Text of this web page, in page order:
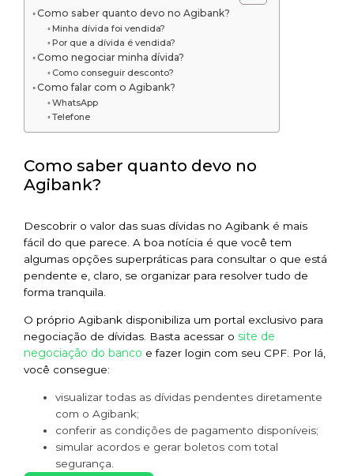
Como saber quanto devo no Agibank?
Minha dívida foi vendida?
Por que a dívida é vendida?
Como negociar minha dívida?
Como conseguir desconto?
Como falar com o Agibank?
WhatsApp
Telefone
Como saber quanto devo no
Agibank?
Descobrir o valor das suas dívidas no Agibank é mais
fácil do que parece. A boa notícia é que você tem
algumas opções superpráticas para consultar o que está
pendente e, claro, se organizar para resolver tudo de
forma tranquila.
O próprio Agibank disponibiliza um portal exclusivo para
negociação de dívidas. Basta acessar o site de
negociação do banco e fazer login com seu CPF. Por lá,
você consegue:
visualizar todas as dívidas pendentes diretamente
com o Agibank;
conferir as condições de pagamento disponíveis;
simular acordos e gerar boletos com total
segurança.